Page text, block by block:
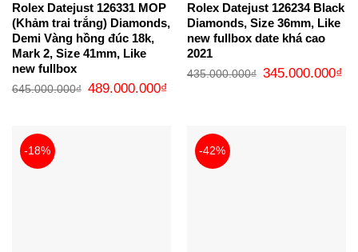
Rolex Datejust 126331 MOP
(Khảm trai trắng) Diamonds,
Demi Vàng hồng đúc 18k,
Mark 2, Size 41mm, Like
new fullbox
645.000.000₫
Giá
gốc
489.000.000₫Giá
Rolex Datejust 126234 Black
Diamonds, Size 36mm, Like
new fullbox date khá cao
2021
435.000.000₫
Giá
gốc
345.000.000₫
-18% -42%